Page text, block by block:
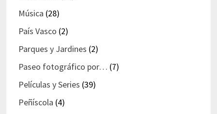
Música (28)
País Vasco (2)
Parques y Jardines (2)
Paseo fotográfico por… (7)
Películas y Series (39)
Peñíscola (4)